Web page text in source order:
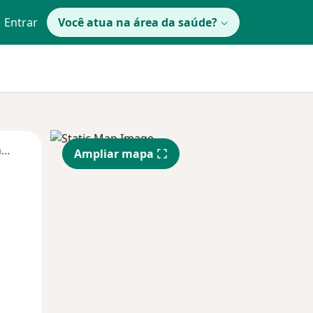
Entrar Você atua na área da saúde?
Segunda-feira Qua
12 Ago
Qui,
13 Ago
Ampliar mapa